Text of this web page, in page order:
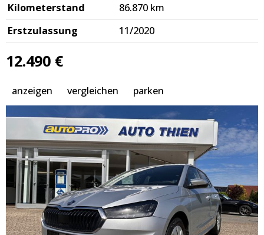
Kilometerstand
86.870 km
Erstzulassung
11/2020
12.490 €
anzeigen vergleichen parken